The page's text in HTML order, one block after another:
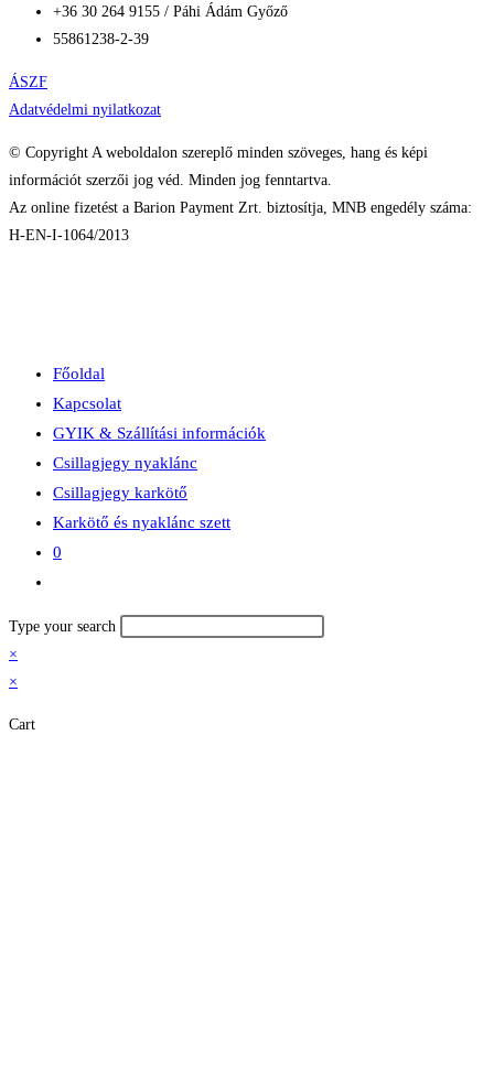
+36 30 264 9155 / Páhi Ádám Győző
55861238-2-39
ÁSZF
Adatvédelmi nyilatkozat
© Copyright A weboldalon szereplő minden szöveges, hang és képi
információt szerzői jog véd. Minden jog fenntartva.
Az online fizetést a Barion Payment Zrt. biztosítja, MNB engedély száma:
H-EN-I-1064/2013
Főoldal
Kapcsolat
GYIK & Szállítási információk
Csillagjegy nyaklánc
Csillagjegy karkötő
Karkötő és nyaklánc szett
0
Type your search
×
×
Cart